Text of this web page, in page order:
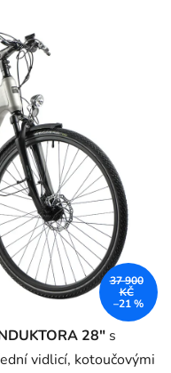
28" s
vidlicí, kotoučovými
37 900
KČ
–21 %